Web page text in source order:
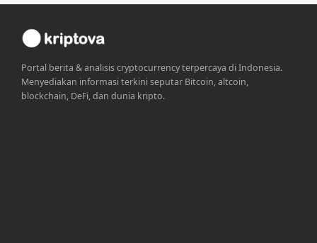
Portal berita & analisis cryptocurrency terpercaya di Indonesia.
Menyediakan informasi terkini seputar Bitcoin, altcoin,
blockchain, DeFi, dan dunia kripto.